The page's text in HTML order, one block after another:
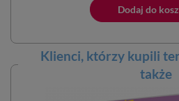
Dodaj do
Klienci, którzy kupili
także